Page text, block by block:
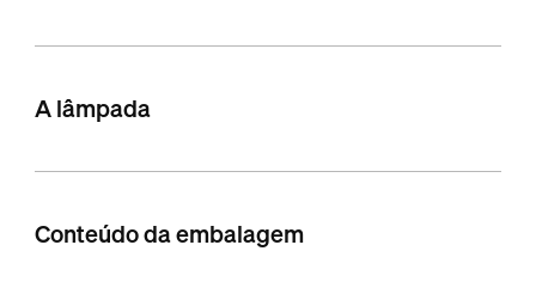
A lâmpada
Conteúdo da embalagem